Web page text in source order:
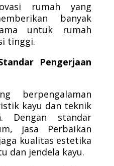
rumah yang
banyak
untuk rumah
tinggi.
Pengerjaan
berpengalaman
kayu dan teknik
Dengan standar
jasa Perbaikan
kualitas estetika
dan jendela kayu.